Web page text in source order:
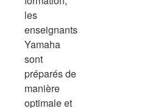
les
enseignants
Yamaha
sont
préparés de
manière
optimale et